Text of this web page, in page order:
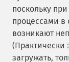
поскольку
процессами в
возникают
(Практически
загружать,